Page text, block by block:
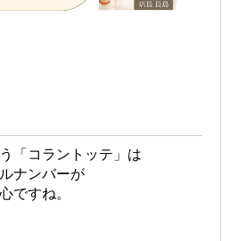
「コラントッテ」は
ナンバーが
ですね。